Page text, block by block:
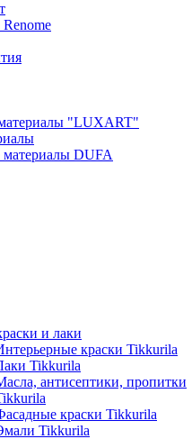
"LUXART"
материалы DUFA
и лаки
краски Tikkurila
Tikkurila
антисептики, пропитки
краски Tikkurila
Tikkurila